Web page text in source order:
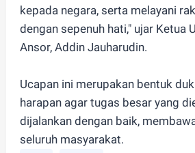
kepada negara, serta melayani
dengan sepenuh hati," ujar Ketua
Ansor, Addin Jauharudin.
Ucapan ini merupakan bentuk
harapan agar tugas besar yang
dijalankan dengan baik,
seluruh masyarakat.